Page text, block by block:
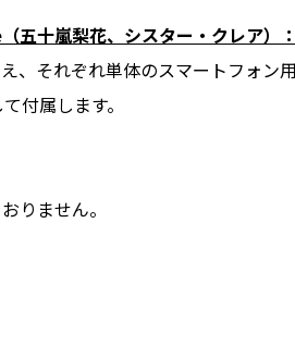
五十嵐梨花、シスター・クレア）
、それぞれ単体のスマートフォン
付属します。
りません。